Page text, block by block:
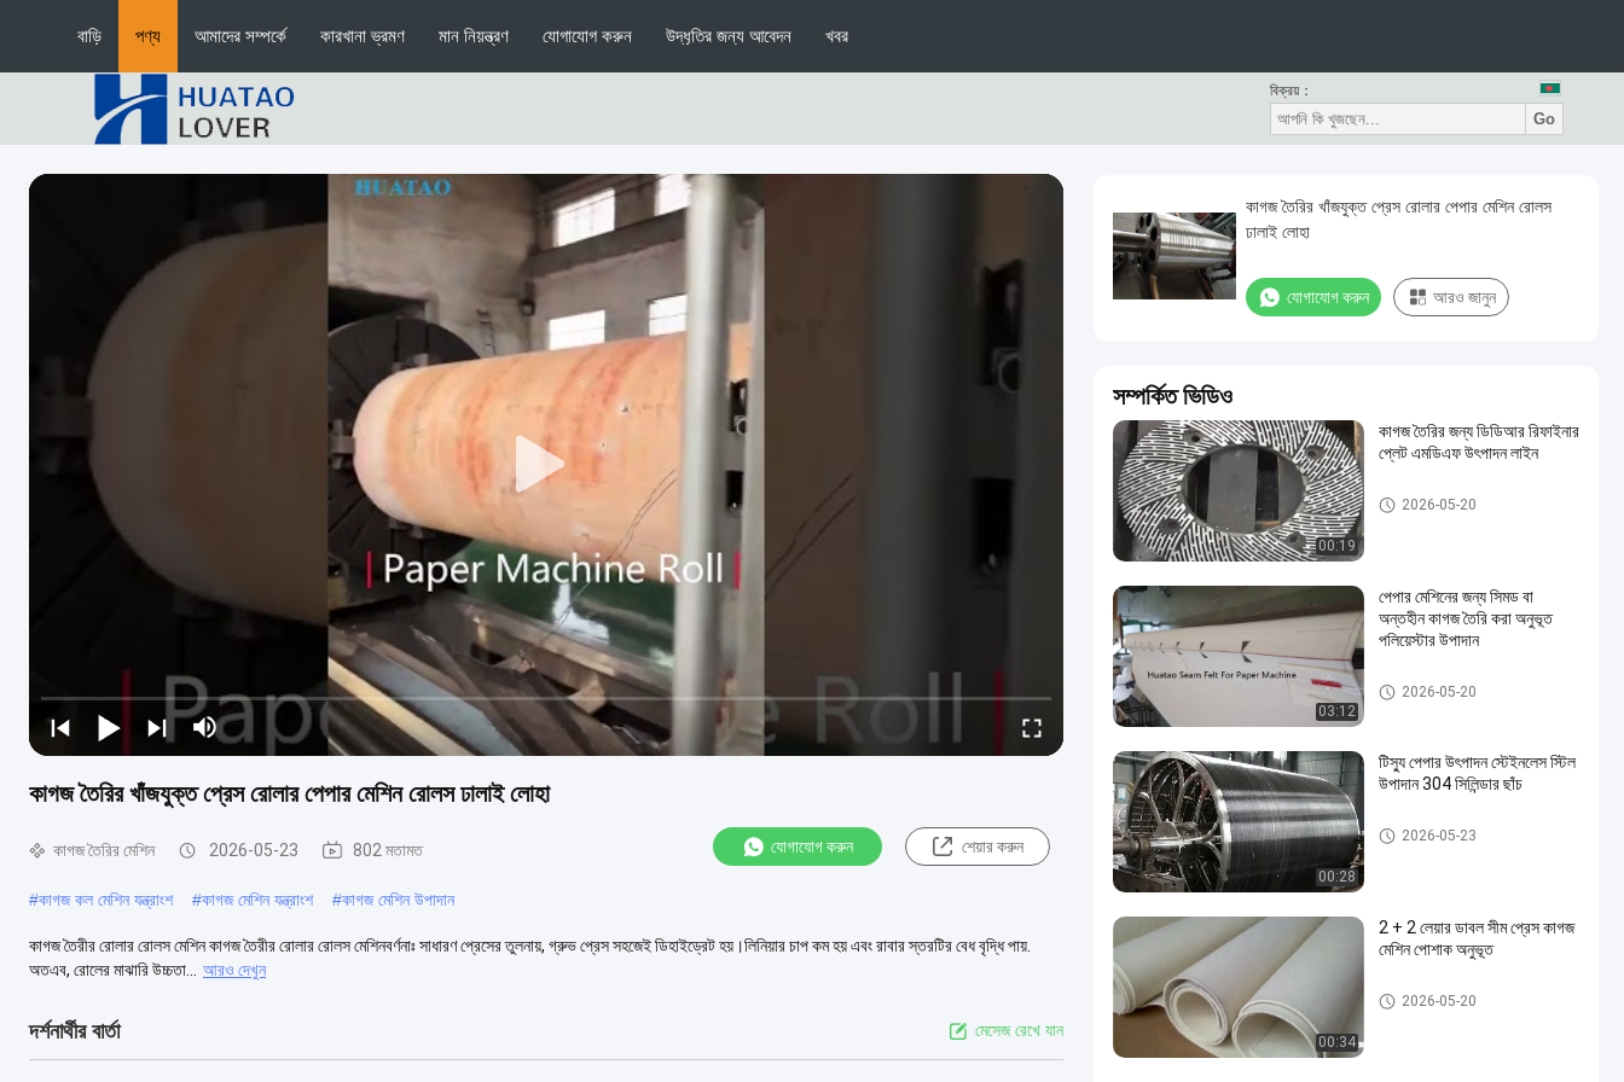
বাড়ি পণ্য আমাদের সম্পর্কে কারখানা ভ্রমণ মান নিয়ন্ত্রণ যোগাযোগ করুন উদ্ধৃতির জন্য আবেদন খবর
বিক্রয়：
Go
কাগজ তৈরির খাঁজযুক্ত প্রেস রোলার পেপার মেশিন রোলস ঢালাই লোহা
কাগজ তৈরির মেশিন 2026-05-23 802 মতামত যোগাযোগ করুন শেয়ার করুন
#কাগজ কল মেশিন যন্ত্রাংশ #কাগজ মেশিন যন্ত্রাংশ #কাগজ মেশিন উপাদান
কাগজ তৈরীর রোলার রোলস মেশিন কাগজ তৈরীর রোলার রোলস মেশিনবর্ণনাঃ সাধারণ প্রেসের তুলনায়, গ্রুভ প্রেস সহজেই ডিহাইড্রেট হয়।লিনিয়ার চাপ কম হয় এবং রাবার স্তরটির বেধ বৃদ্ধি পায়.
অতএব, রোলের মাঝারি উচ্চতা...
আরও দেখুন
দর্শনার্থীর বার্তা মেসেজ রেখে যান
কাগজ তৈরির খাঁজযুক্ত প্রেস রোলার পেপার মেশিন রোলস
ঢালাই লোহা
যোগাযোগ করুন আরও জানুন
সম্পর্কিত ভিডিও
00:19
কাগজ তৈরির জন্য ডিডিআর রিফাইনার
প্লেট এমডিএফ উৎপাদন লাইন
কাগজ তৈরির মেশিন
2026-05-20
03:12
পেপার মেশিনের জন্য সিমড বা
অন্তহীন কাগজ তৈরি করা অনুভূত
পলিয়েস্টার উপাদান
কাগজ তৈরির মেশিন
2026-05-20
00:28
টিস্যু পেপার উৎপাদন স্টেইনলেস স্টিল
উপাদান 304 সিলিন্ডার ছাঁচ
কাগজ তৈরির মেশিন
2026-05-23
00:34
2 + 2 লেয়ার ডাবল সীম প্রেস কাগজ
মেশিন পোশাক অনুভূত
কাগজ তৈরির মেশিন
2026-05-20